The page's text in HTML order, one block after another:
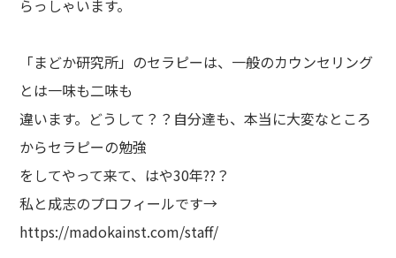
らっしゃいます。
「まどか研究所」のセラピーは、一般のカウンセリング
とは一味も二味も
違います。どうして？？自分達も、本当に大変なところ
からセラピーの勉強
をしてやって来て、はや30年??？
私と成志のプロフィールです→
https://madokainst.com/staff/